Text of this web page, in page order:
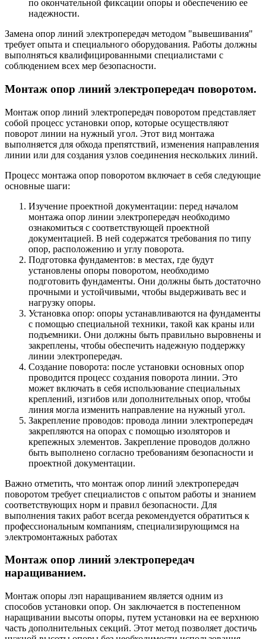
по окончательной фиксации опоры и обеспечению ее
надежности.
Замена опор линий электропередач методом "вывешивания"
требует опыта и специального оборудования. Работы должны
выполняться квалифицированными специалистами с
соблюдением всех мер безопасности.
Монтаж опор линий электропередач поворотом.
Монтаж опор линий электропередач поворотом представляет
собой процесс установки опор, которые осуществляют
поворот линии на нужный угол. Этот вид монтажа
выполняется для обхода препятствий, изменения направления
линии или для создания узлов соединения нескольких линий.
Процесс монтажа опор поворотом включает в себя следующие
основные шаги:
Изучение проектной документации: перед началом
монтажа опор линии электропередач необходимо
ознакомиться с соответствующей проектной
документацией. В ней содержатся требования по типу
опор, расположению и углу поворота.
Подготовка фундаментов: в местах, где будут
установлены опоры поворотом, необходимо
подготовить фундаменты. Они должны быть достаточно
прочными и устойчивыми, чтобы выдерживать вес и
нагрузку опоры.
Установка опор: опоры устанавливаются на фундаменты
с помощью специальной техники, такой как краны или
подъемники. Они должны быть правильно выровнены и
закреплены, чтобы обеспечить надежную поддержку
линии электропередач.
Создание поворота: после установки основных опор
проводится процесс создания поворота линии. Это
может включать в себя использование специальных
креплений, изгибов или дополнительных опор, чтобы
линия могла изменить направление на нужный угол.
Закрепление проводов: провода линии электропередач
закрепляются на опорах с помощью изоляторов и
крепежных элементов. Закрепление проводов должно
быть выполнено согласно требованиям безопасности и
проектной документации.
Важно отметить, что монтаж опор линий электропередач
поворотом требует специалистов с опытом работы и знанием
соответствующих норм и правил безопасности. Для
выполнения таких работ всегда рекомендуется обратиться к
профессиональным компаниям, специализирующимся на
электромонтажных работах
Монтаж опор линий электропередач
наращиванием.
Монтаж опоры лэп наращиванием является одним из
способов установки опор. Он заключается в постепенном
наращивании высоты опоры, путем установки на ее верхнюю
часть дополнительных секций. Этот метод позволяет достичь